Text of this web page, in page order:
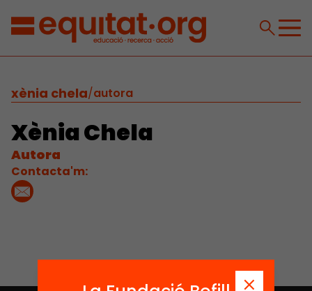
xènia chela/autora
Xènia Chela
Autora
Contacta'm: